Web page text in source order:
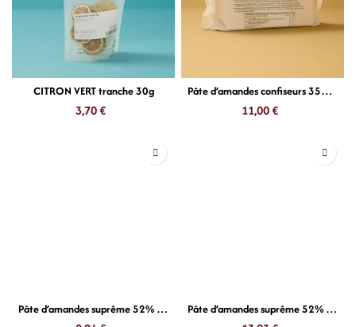
CITRON VERT tranche 30g
3,70€
Pâte d’amandes confiseurs 35% 1kg
11,00€
Pâte d’amandes suprême 52% 200g Pâte d’amandes suprême 52% 1kg